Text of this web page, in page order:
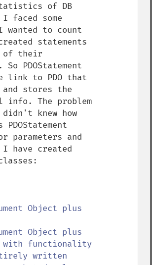
of DB
faced some
wanted to count
statements
of their
PDOStatement
link to PDO that
stores the
The problem
knew how
PDOStatement
parameters and
have created
functionality
written